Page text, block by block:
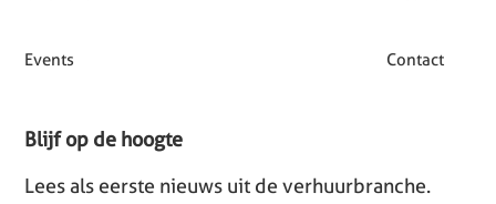
Events Contact
Blijf op de hoogte
Lees als eerste nieuws uit de verhuurbranche.